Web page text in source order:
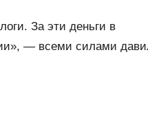
За эти деньги в
— всеми силами